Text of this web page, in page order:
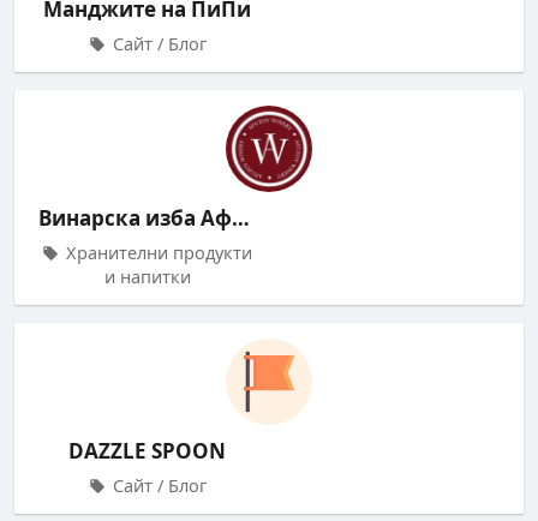
Манджите на ПиПи
Сайт / Блог
Винарска изба Афузов
Хранителни продукти
и напитки
DAZZLE SPOON
Сайт / Блог